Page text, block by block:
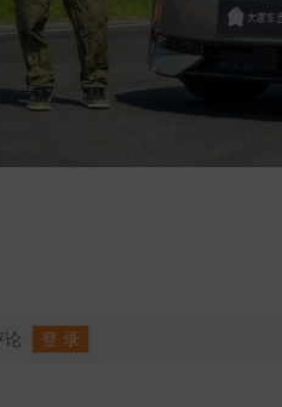
论 登 录